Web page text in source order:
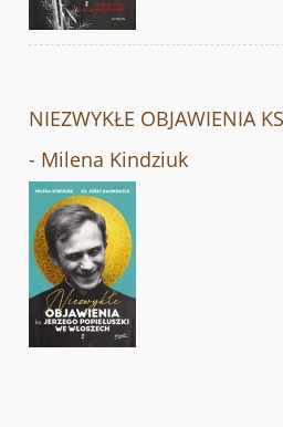
NIEZWYKŁE OBJAWIENIA
- Milena Kindziuk